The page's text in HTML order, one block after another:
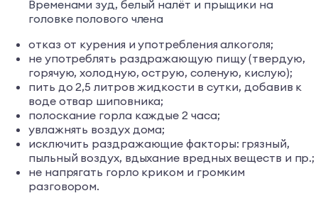
Временами зуд, белый налёт и прыщики на
головке полового члена
отказ от курения и употребления алкоголя;
не употреблять раздражающую пищу (твердую,
горячую, холодную, острую, соленую, кислую);
пить до 2,5 литров жидкости в сутки, добавив к
воде отвар шиповника;
полоскание горла каждые 2 часа;
увлажнять воздух дома;
исключить раздражающие факторы: грязный,
пыльный воздух, вдыхание вредных веществ и пр.;
не напрягать горло криком и громким
разговором.